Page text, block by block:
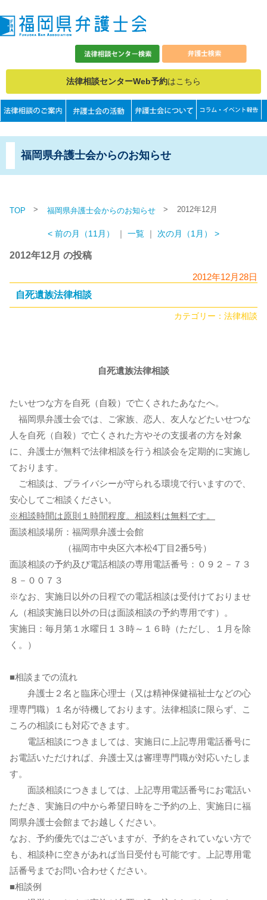
法律相談センターWeb予約はこちら
福岡県弁護士会からのお知らせ
TOP > 福岡県弁護士会からのお知らせ > 2012年12月
< 前の月（11月） ｜ 一覧 ｜ 次の月（1月） >
2012年12月 の投稿
2012年12月28日
自死遺族法律相談
カテゴリー： 法律相談
自死遺族法律相談
たいせつな方を自死（自殺）で亡くされたあなたへ。
福岡県弁護士会では、ご家族、恋人、友人などたいせつな
人を自死（自殺）で亡くされた方やその支援者の方を対象
に、弁護士が無料で法律相談を行う相談会を定期的に実施し
ております。
ご相談は、プライバシーが守られる環境で行いますので、
安心してご相談ください。
※相談時間は原則１時間程度。相談料は無料です。
面談相談場所：福岡県弁護士会館
（福岡市中央区六本松4丁目2番5号）
面談相談の予約及び電話相談の専用電話番号：０９２－７３
８－００７３
※なお、実施日以外の日程での電話相談は受付けておりませ
ん（相談実施日以外の日は面談相談の予約専用です）。
実施日：毎月第１水曜日１３時～１６時（ただし、１月を除
く。）
■相談までの流れ
弁護士２名と臨床心理士（又は精神保健福祉士などの心
理専門職）１名が待機しております。法律相談に限らず、こ
ころの相談にも対応できます。
電話相談につきましては、実施日に上記専用電話番号に
お電話いただければ、弁護士又は審理専門職が対応いたしま
す。
面談相談につきましては、上記専用電話番号にお電話い
ただき、実施日の中から希望日時をご予約の上、実施日に福
岡県弁護士会館までお越しください。
なお、予約優先ではございますが、予約をされていない方で
も、相談枠に空きがあれば当日受付も可能です。上記専用電
話番号までお問い合わせください。
■相談例